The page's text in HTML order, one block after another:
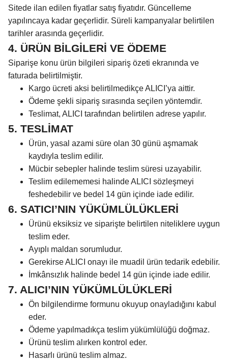
Sitede ilan edilen fiyatlar satış fiyatıdır. Güncelleme
yapılıncaya kadar geçerlidir. Süreli kampanyalar belirtilen
tarihler arasında geçerlidir.
4. ÜRÜN BİLGİLERİ VE ÖDEME
Siparişe konu ürün bilgileri sipariş özeti ekranında ve
faturada belirtilmiştir.
Kargo ücreti aksi belirtilmedikçe ALICI’ya aittir.
Ödeme şekli sipariş sırasında seçilen yöntemdir.
Teslimat, ALICI tarafından belirtilen adrese yapılır.
5. TESLİMAT
Ürün, yasal azami süre olan 30 günü aşmamak
kaydıyla teslim edilir.
Mücbir sebepler halinde teslim süresi uzayabilir.
Teslim edilememesi halinde ALICI sözleşmeyi
feshedebilir ve bedel 14 gün içinde iade edilir.
6. SATICI’NIN YÜKÜMLÜLÜKLERİ
Ürünü eksiksiz ve siparişte belirtilen niteliklere uygun
teslim eder.
Ayıplı maldan sorumludur.
Gerekirse ALICI onayı ile muadil ürün tedarik edebilir.
İmkânsızlık halinde bedel 14 gün içinde iade edilir.
7. ALICI’NIN YÜKÜMLÜLÜKLERİ
Ön bilgilendirme formunu okuyup onayladığını kabul
eder.
Ödeme yapılmadıkça teslim yükümlülüğü doğmaz.
Ürünü teslim alırken kontrol eder.
Hasarlı ürünü teslim almaz.